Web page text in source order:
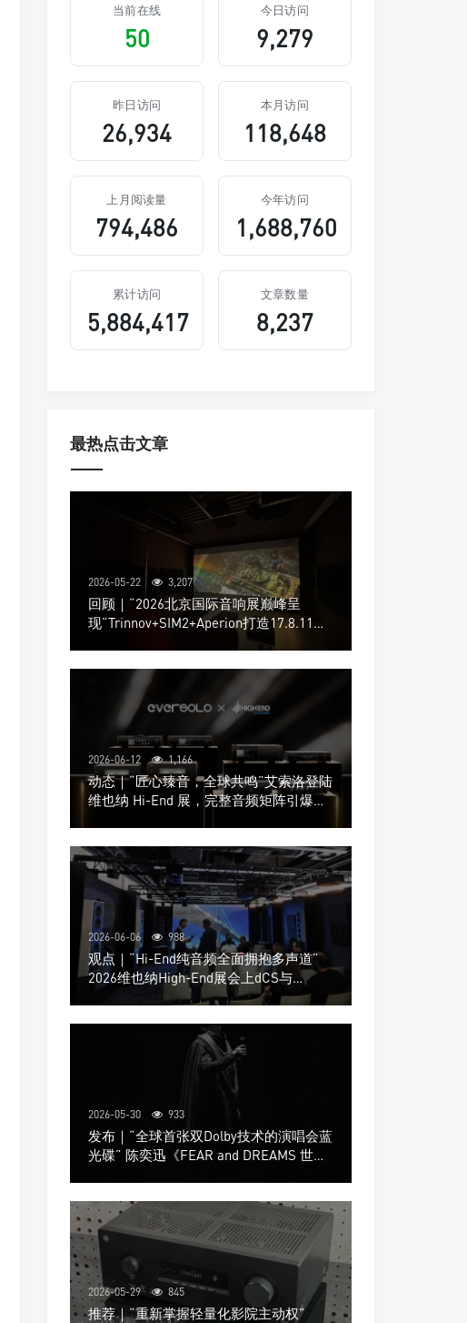
当前在线
50
今日访问
9,279
昨日访问
26,934
本月访问
118,648
上月阅读量
794,486
今年访问
1,688,760
累计访问
5,884,417
文章数量
8,237
最热点击文章
2026-05-22 3,207
回顾｜“2026北京国际音响展巅峰呈
现”Trinnov+SIM2+Aperion打造17.8.11声
2026-06-12 1,166
动态｜“匠心臻音，全球共鸣”艾索洛登陆
维也纳 Hi-End 展，完整音频矩阵引爆关
2026-06-06 988
观点｜“Hi-End纯音频全面拥抱多声道”
2026维也纳High-End展会上dCS与
Trinnov Audio搭建多声道演示系统
2026-05-30 933
发布｜“全球首张双Dolby技术的演唱会蓝
光碟” 陈奕迅《FEAR and DREAMS 世界
2026-05-29 845
推荐｜“重新掌握轻量化影院主动权”